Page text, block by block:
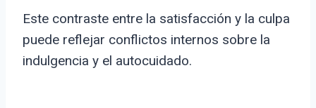
Este contraste entre la satisfacción y la culpa
puede reflejar conflictos internos sobre la
indulgencia y el autocuidado.